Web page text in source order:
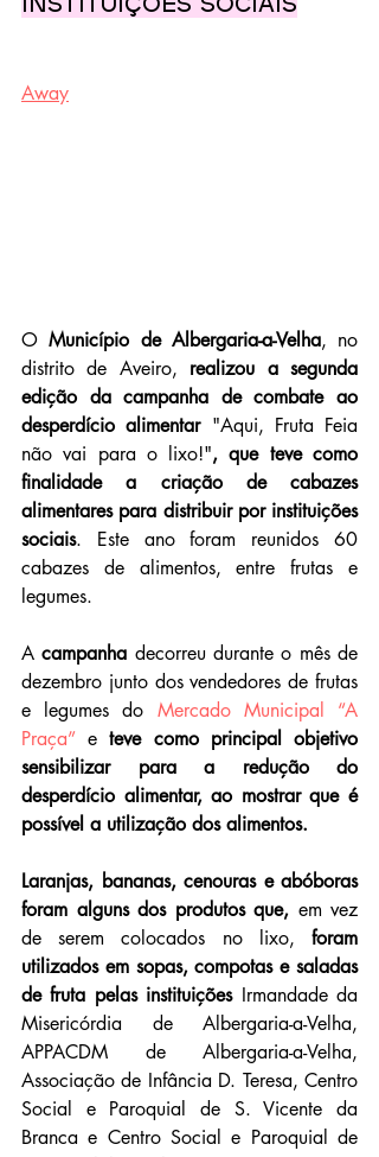
instituições sociais
Away
O Município de Albergaria-a-Velha, no
distrito de Aveiro, realizou a segunda
edição da campanha de combate ao
desperdício alimentar "Aqui, Fruta Feia
não vai para o lixo!", que teve como
finalidade a criação de cabazes
alimentares para distribuir por instituições
sociais. Este ano foram reunidos 60
cabazes de alimentos, entre frutas e
legumes.
A campanha decorreu durante o mês de
dezembro junto dos vendedores de frutas
e legumes do Mercado Municipal “A
Praça” e teve como principal objetivo
sensibilizar para a redução do
desperdício alimentar, ao mostrar que é
possível a utilização dos alimentos.
Laranjas, bananas, cenouras e abóboras
foram alguns dos produtos que, em vez
de serem colocados no lixo, foram
utilizados em sopas, compotas e saladas
de fruta pelas instituições Irmandade da
Misericórdia de Albergaria-a-Velha,
APPACDM de Albergaria-a-Velha,
Associação de Infância D. Teresa, Centro
Social e Paroquial de S. Vicente da
Branca e Centro Social e Paroquial de